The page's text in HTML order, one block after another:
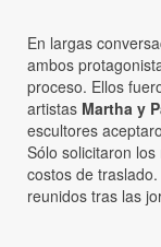
En largas
ambos
proceso. Ellos
artistas Martha y
escultores
Sólo solicitaron
costos de
reunidos tras las